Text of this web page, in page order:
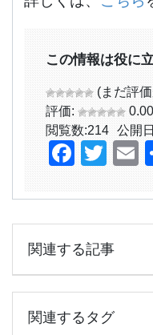
この情報は役に
(まだ評
評価:
0.00
閲覧数:214 公開
関連する記事
関連するタグ